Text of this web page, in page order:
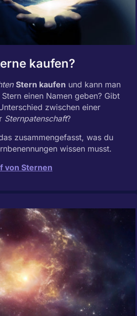
kaufen?
Stern kaufen und kann man
einen Namen geben? Gibt
zwischen einer
Sternpatenschaft?
zusammengefasst, was du
wissen musst.
von Sternen